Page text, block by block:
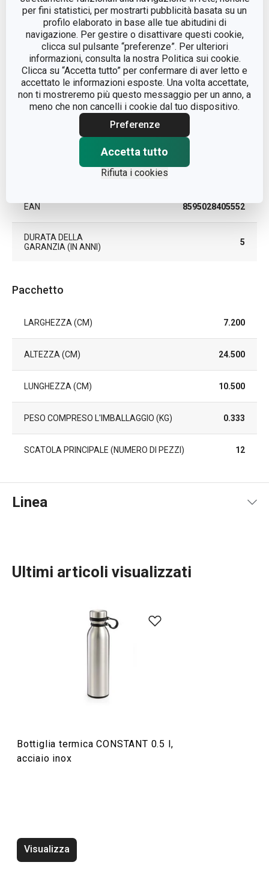
per fini statistici, per mostrarti pubblicità basata su un
profilo elaborato in base alle tue abitudini di
navigazione. Per gestire o disattivare questi cookie,
clicca sul pulsante “preferenze”. Per ulteriori
informazioni, consulta la nostra Politica sui cookie.
Clicca su “Accetta tutto” per confermare di aver letto e
accettato le informazioni esposte. Una volta accettate,
non ti mostreremo più questo messaggio per un anno, a
meno che non cancelli i cookie dal tuo dispositivo.
Preferenze
Accetta tutto
Rifiuta i cookies
LINEA DI PRODOTTO CONSTANT
MATERIALE
plastica, silicone, acciaio
inossidabile
TIPO termos per bevande
EAN 8595028405552
DURATA DELLA
GARANZIA (IN ANNI)
5
Pacchetto
LARGHEZZA (CM) 7.200
ALTEZZA (CM) 24.500
LUNGHEZZA (CM) 10.500
PESO COMPRESO L'IMBALLAGGIO (KG) 0.333
SCATOLA PRINCIPALE (NUMERO DI PEZZI) 12
Linea
CREAM 1,0 l, acciaio inox
Ultimi articoli visualizzati
Bottiglia termica CONSTANT 0.5 l,
acciaio inox
Visualizza